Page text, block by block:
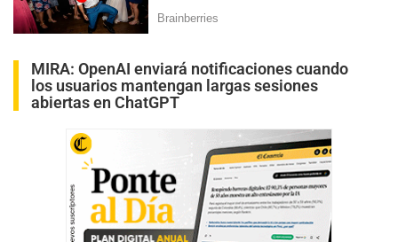
MIRA: OpenAI enviará notificaciones cuando
los usuarios mantengan largas sesiones
abiertas en ChatGPT